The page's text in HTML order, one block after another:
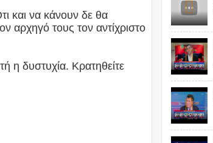
και να κάνουν δε θα
αρχηγό τους τον αντίχριστο
η δυστυχία. Κρατηθείτε